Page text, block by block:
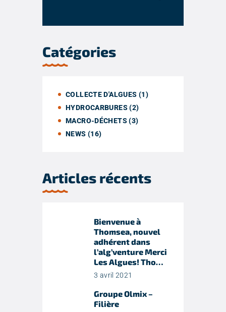
Catégories
COLLECTE D'ALGUES (1)
HYDROCARBURES(2)
MACRO-DÉCHETS(3)
NEWS (16)
Articles récents
Bienvenue à
Thomsea, nouvel
adhérent dans
l’alg’venture Merci
Les Algues! Tho…
3 avril 2021
Groupe Olmix –
Filière